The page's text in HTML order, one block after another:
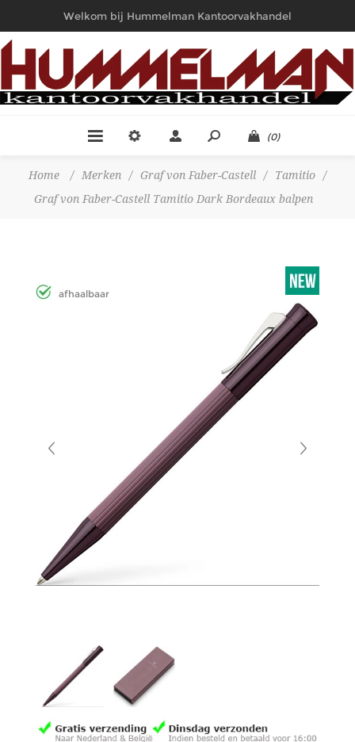
Welkom bij Hummelman Kantoorvakhandel
(0)
Home / Merken / Graf von Faber-Castell / Tamitio
/
Graf von Faber-Castell Tamitio Dark Bordeaux balpen
afhaalbaar